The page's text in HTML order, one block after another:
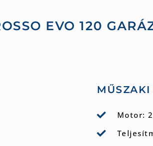
EVO 120
MŰSZAKI
Motor: